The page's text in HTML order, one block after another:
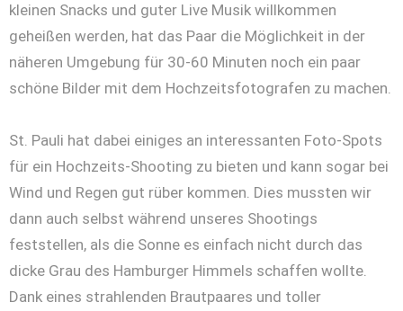
kleinen Snacks und guter Live Musik willkommen
geheißen werden, hat das Paar die Möglichkeit in der
näheren Umgebung für 30-60 Minuten noch ein paar
schöne Bilder mit dem Hochzeitsfotografen zu machen.
St. Pauli hat dabei einiges an interessanten Foto-Spots
für ein Hochzeits-Shooting zu bieten und kann sogar bei
Wind und Regen gut rüber kommen. Dies mussten wir
dann auch selbst während unseres Shootings
feststellen, als die Sonne es einfach nicht durch das
dicke Grau des Hamburger Himmels schaffen wollte.
Dank eines strahlenden Brautpaares und toller